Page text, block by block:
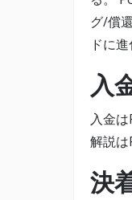
グ/償
ドに進
入
入金
解説は
決